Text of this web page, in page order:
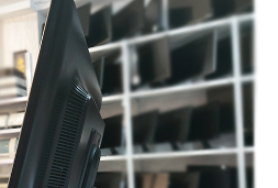
ماشین های اداری (پرینتر، کپی و ...)
حسابداری